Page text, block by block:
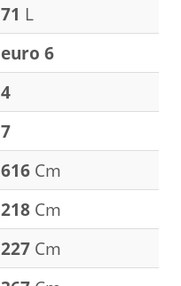
71 L
euro 6
4
7
616 Cm
218 Cm
227 Cm